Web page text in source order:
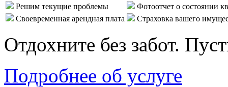
Решим текущие проблемы
Фотоотчет о состоянии
Своевременная арендная плата
Страховка вашего
Отдохните без забот.
Подробнее об услуге